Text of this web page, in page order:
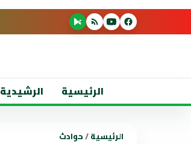
الرئيسية الرشيدية
الرئيسية/حوادث